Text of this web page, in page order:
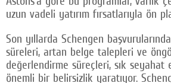
uzun vadeli yatırım fırsatlarıyla ön
Son yıllarda Schengen
süreleri, artan belge talepleri ve
değerlendirme süreçleri, sık
önemli bir belirsizlik yaratıyor.